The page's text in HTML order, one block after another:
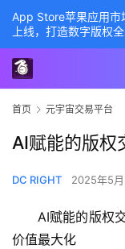
首页 元宇宙交易平台
AI赋能的版权
DC RIGHT 2025年5
AI赋能的版权
价值最大化
App Store苹果应用市
上线，打造数字版权
商务经理联系方式——